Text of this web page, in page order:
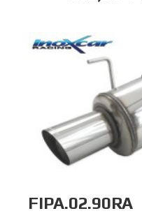
FIPA.02.90RA